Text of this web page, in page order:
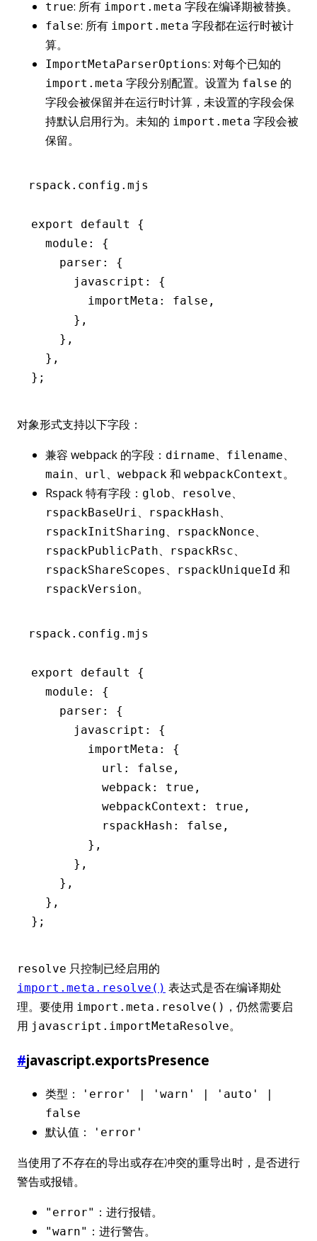
true: 所有 import.meta 字段在编译期被替换。
false: 所有 import.meta 字段都在运行时被计
算。
ImportMetaParserOptions: 对每个已知的
import.meta 字段分别配置。设置为 false 的
字段会被保留并在运行时计算，未设置的字段会保
持默认启用行为。未知的 import.meta 字段会被
保留。
rspack.config.mjs
export default
{
  module
:
{
    parser
:
{
      javascript
:
{
        importMeta
: false ,
      }
,
    }
,
  }
,
};
对象形式支持以下字段：
兼容 webpack 的字段： dirname、 filename、
main、 url 、 webpack 和 webpackContext。
Rspack 特有字段： glob、 resolve、
rspackBaseUri、 rspackHash、
rspackInitSharing、 rspackNonce、
rspackPublicPath、 rspackRsc、
rspackShareScopes 、 rspackUniqueId 和
rspackVersion。
rspack.config.mjs
export default
{
  module
:
{
    parser
:
{
      javascript
:
{
        importMeta
:
{
          url
: false ,
          webpack
: true ,
          webpackContext
: true ,
          rspackHash
: false ,
        }
,
      }
,
    }
,
  }
,
};
resolve 只控制已经启用的
import.meta.resolve() 表达式是否在编译期处
理。要使用 import.meta.resolve() ，仍然需要启
用 javascript.importMetaResolve。
#javascript.exportsPresence
类型：
'error' | 'warn' | 'auto' |
false
默认值： 'error'
当使用了不存在的导出或存在冲突的重导出时，是否进行
警告或报错。
"error" ：进行报错。
"warn" ：进行警告。